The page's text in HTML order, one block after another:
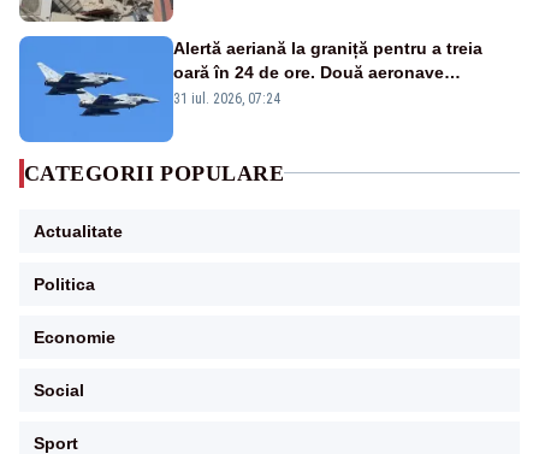
Alertă aeriană la graniță pentru a treia
oară în 24 de ore. Două aeronave
Eurofighter britanice au fost ridicate de la
31 iul. 2026, 07:24
CATEGORII POPULARE
Actualitate
Politica
Economie
Social
Sport